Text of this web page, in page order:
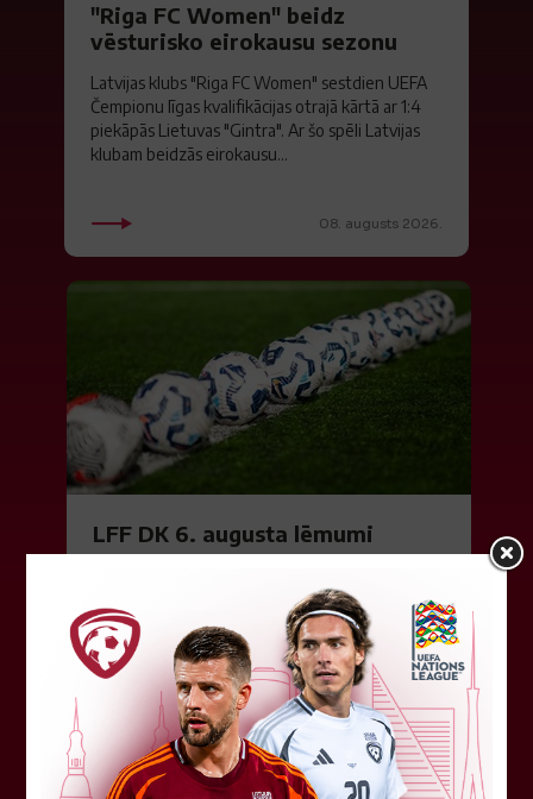
"Riga FC Women" beidz
vēsturisko eirokausu sezonu
Latvijas klubs "Riga FC Women" sestdien UEFA
Čempionu līgas kvalifikācijas otrajā kārtā ar 1:4
piekāpās Lietuvas "Gintra". Ar šo spēli Latvijas
klubam beidzās eirokausu...
08. augusts 2026.
LFF DK 6. augusta lēmumi
Nr. DK 26/-38 Rīgā, 2026. gada 6. augustā.
Piedalās:Komitejas locekļi: Jevgenija
Tverjanoviča-Bore, Raivis Grīnbergs...
07. augusts 2026.